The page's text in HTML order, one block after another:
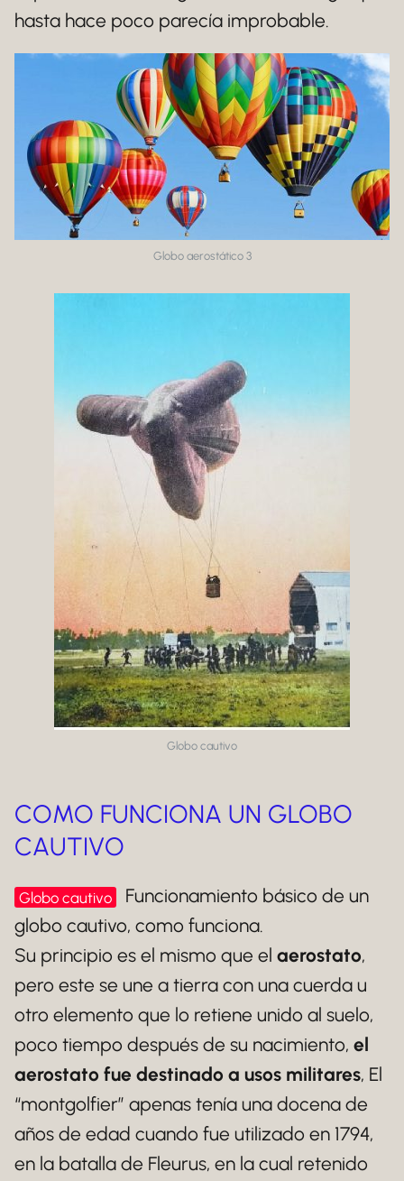
hasta hace poco parecía improbable.
Globo aerostático 3
Globo cautivo
COMO FUNCIONA UN GLOBO
CAUTIVO
Globo cautivo
Funcionamiento básico de un
globo cautivo, como funciona.
Su principio es el mismo que el aerostato,
pero este se une a tierra con una cuerda u
otro elemento que lo retiene unido al suelo,
poco tiempo después de su nacimiento, el
aerostato fue destinado a usos militares, El
“montgolfier” apenas tenía una docena de
años de edad cuando fue utilizado en 1794,
en la batalla de Fleurus, en la cual retenido